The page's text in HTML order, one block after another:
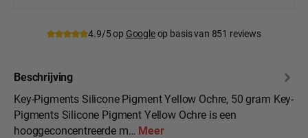
4.9/5 op Googleop basis van 851 reviews
Beschrijving
Key-Pigments Silicone Pigment Yellow Ochre, 50 gram Key-
Pigments Silicone Pigment Yellow Ochre is een
hooggeconcentreerde m… Meer